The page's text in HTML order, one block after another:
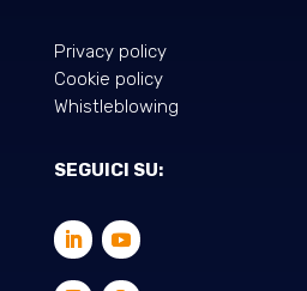
Privacy policy
Cookie policy
Whistleblowing
SEGUICI SU: